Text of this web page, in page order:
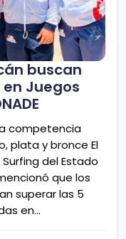
buscan
Juegos
competencia
plata y bronce El
del Estado
que los
superar las 5
en…